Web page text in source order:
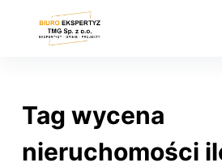
Tag wycena
nieruchomości